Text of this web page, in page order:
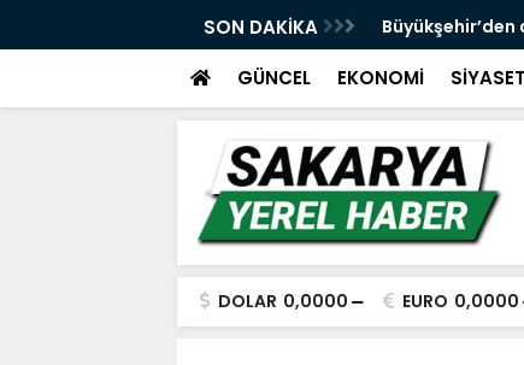
SON DAKİKA
ve spor yatırımlarını hayata geçirmeye Büyükşehir’den
GÜNCEL EKONOMİ SİYASET
DOLAR 0,0000 EURO 0,0000